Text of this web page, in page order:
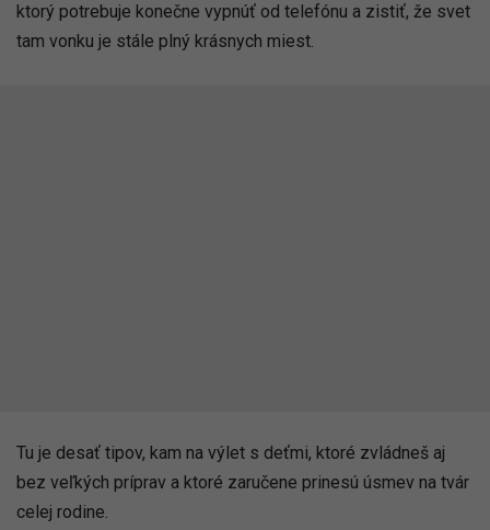
ktorý potrebuje konečne vypnúť od telefónu a zistiť, že svet
tam vonku je stále plný krásnych miest.
Tu je desať tipov, kam na výlet s deťmi, ktoré zvládneš aj
bez veľkých príprav a ktoré zaručene prinesú úsmev na tvár
celej rodine.